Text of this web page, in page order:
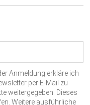
Anmeldung erkläre ich
per E-Mail zu
weitergegeben. Dieses
Weitere ausführliche